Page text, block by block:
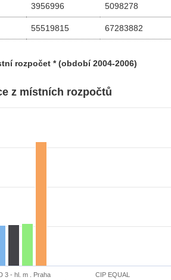
3956996 5098278
55519815 67283882
rozpočet * (období 2004-2006)
z místních rozpočtů
3 - hl. m . Praha CIP EQUAL